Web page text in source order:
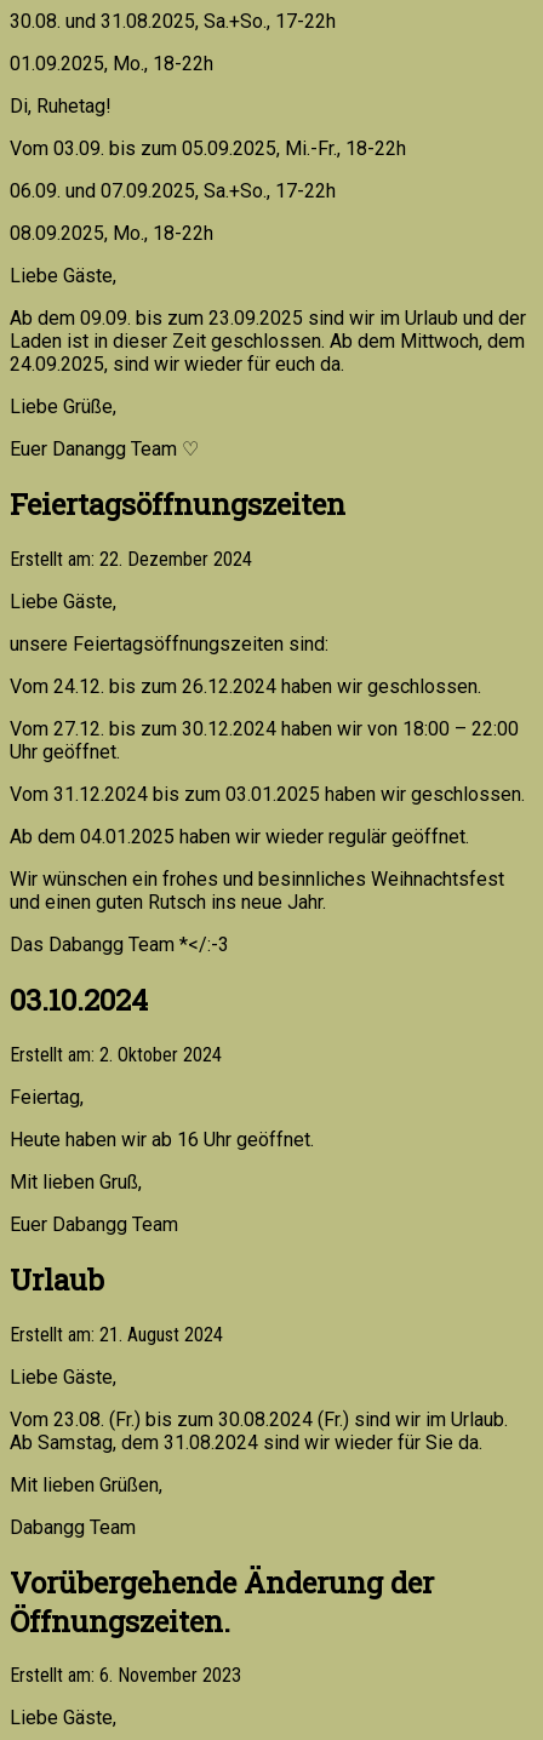
30.08. und 31.08.2025, Sa.+So., 17-22h
01.09.2025, Mo., 18-22h
Di, Ruhetag!
Vom 03.09. bis zum 05.09.2025, Mi.-Fr., 18-22h
06.09. und 07.09.2025, Sa.+So., 17-22h
08.09.2025, Mo., 18-22h
Liebe Gäste,
Ab dem 09.09. bis zum 23.09.2025 sind wir im Urlaub und der
Laden ist in dieser Zeit geschlossen. Ab dem Mittwoch, dem
24.09.2025, sind wir wieder für euch da.
Liebe Grüße,
Euer Danangg Team ♡
Feiertagsöffnungszeiten
Erstellt am: 22. Dezember 2024
Liebe Gäste,
unsere Feiertagsöffnungszeiten sind:
Vom 24.12. bis zum 26.12.2024 haben wir geschlossen.
Vom 27.12. bis zum 30.12.2024 haben wir von 18:00 – 22:00
Uhr geöffnet.
Vom 31.12.2024 bis zum 03.01.2025 haben wir geschlossen.
Ab dem 04.01.2025 haben wir wieder regulär geöffnet.
Wir wünschen ein frohes und besinnliches Weihnachtsfest
und einen guten Rutsch ins neue Jahr.
Das Dabangg Team *</:-3
03.10.2024
Erstellt am: 2. Oktober 2024
Feiertag,
Heute haben wir ab 16 Uhr geöffnet.
Mit lieben Gruß,
Euer Dabangg Team
Urlaub
Erstellt am: 21. August 2024
Liebe Gäste,
Vom 23.08. (Fr.) bis zum 30.08.2024 (Fr.) sind wir im Urlaub.
Ab Samstag, dem 31.08.2024 sind wir wieder für Sie da.
Mit lieben Grüßen,
Dabangg Team
Vorübergehende Änderung der
Öffnungszeiten.
Erstellt am: 6. November 2023
Liebe Gäste,